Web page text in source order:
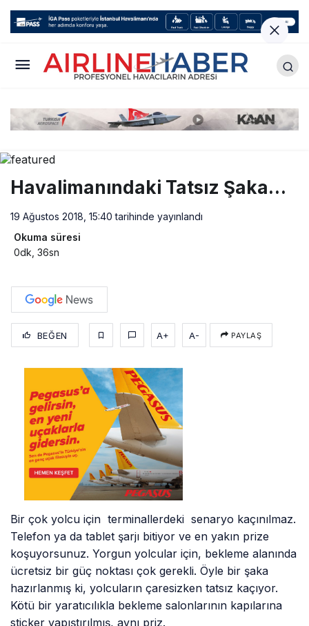
Havalimanındaki Tatsız Şaka…
19 Ağustos 2018, 15:40 tarihinde yayınlandı
Okuma süresi
0dk, 36sn
BEĞEN A+ A- PAYLAŞ
Bir çok yolcu için terminallerdeki senaryo kaçınılmaz.
Telefon ya da tablet şarjı bitiyor ve en yakın prize
koşuyorsunuz. Yorgun yolcular için, bekleme alanında
ücretsiz bir güç noktası çok gerekli. Öyle bir şaka
hazırlanmış ki, yolcuların çaresizken tatsız kaçıyor.
Kötü bir yaratıcılıkla bekleme salonlarının kapılarına
sticker yapıştırılmış, aynı priz.